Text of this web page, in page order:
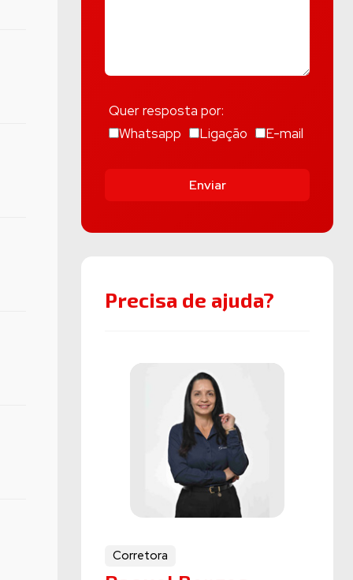
Quer resposta por:
Whatsapp
Ligação E-mail
Enviar
Precisa de ajuda?
Corretora